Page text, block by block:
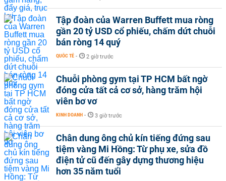
Tập đoàn của Warren Buffett mua ròng
gần 20 tỷ USD cổ phiếu, chấm dứt chuỗi
bán ròng 14 quý
QUỐC TẾ - 2 giờ trước
Chuỗi phòng gym tại TP HCM bất ngờ
đóng cửa tất cả cơ sở, hàng trăm hội
viên bơ vơ
KINH DOANH - 3 giờ trước
Chân dung ông chủ kín tiếng đứng sau
tiệm vàng Mi Hồng: Từ phụ xe, sửa đồ
điện tử cũ đến gây dựng thương hiệu
hơn 35 năm tuổi